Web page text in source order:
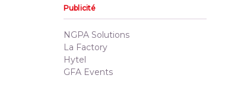
Publicité
NGPA Solutions
La Factory
Hytel
GFA Events